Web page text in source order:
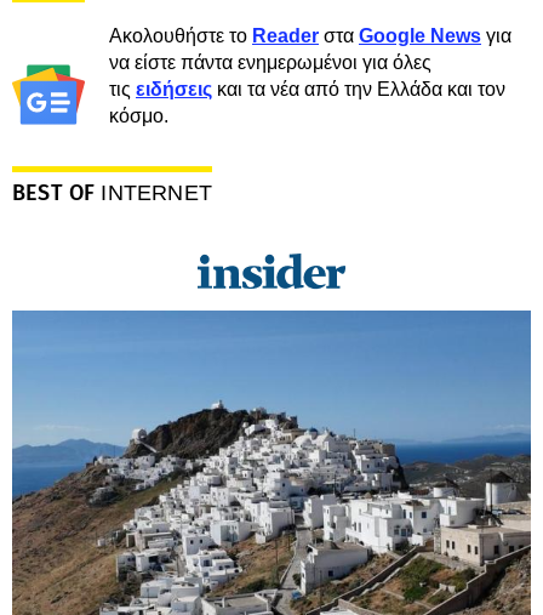
Ακολουθήστε το Reader στα Google News για
να είστε πάντα ενημερωμένοι για όλες
τις ειδήσεις και τα νέα από την Ελλάδα και τον
κόσμο.
BEST OF INTERNET